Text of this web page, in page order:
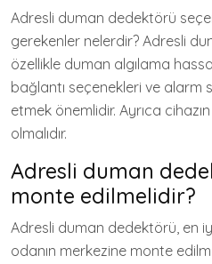
Adresli duman dedektörü
gerekenler nelerdir? Adresli
özellikle duman algılama
bağlantı seçenekleri ve alarm
etmek önemlidir. Ayrıca
olmalıdır.
Adresli duman
monte edilmelidir?
Adresli duman dedektörü, en
odanın merkezine monte